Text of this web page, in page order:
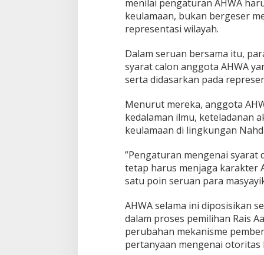
r
d
i
e
s
a
n
r
e
n
menilai pengaturan AHWA
keulamaan, bukan bergeser
representasi wilayah.
Dalam seruan bersama itu,
syarat calon anggota AHWA
serta didasarkan pada
Menurut mereka, anggota
kedalaman ilmu, keteladanan
keulamaan di lingkungan
”Pengaturan mengenai
tetap harus menjaga karakter
satu poin seruan para
AHWA selama ini diposisikan
dalam proses pemilihan Rais
perubahan mekanisme
pertanyaan mengenai